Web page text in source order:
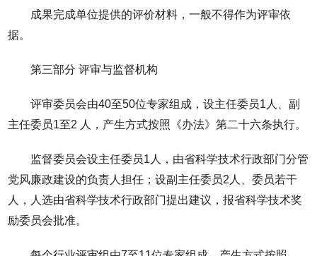
成果完成单位提供的评价材料，一般不得作为评审依
据。
第三部分 评审与监督机构
评审委员会由40至50位专家组成，设主任委员1人、副
主任委员1至2 人，产生方式按照《办法》第二十六条执行。
监督委员会设主任委员1人，由省科学技术行政部门分管
党风廉政建设的负责人担任；设副主任委员2人、委员若干
人，人选由省科学技术行政部门提出建议，报省科学技术奖
励委员会批准。